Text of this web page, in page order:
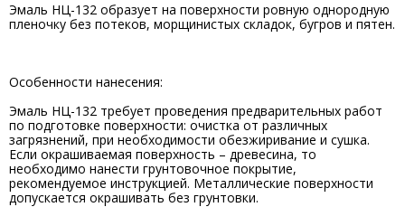
Эмаль НЦ-132 образует на поверхности ровную однородную
пленочку без потеков, морщинистых складок, бугров и пятен.
Особенности нанесения:
Эмаль НЦ-132 требует проведения предварительных работ
по подготовке поверхности: очистка от различных
загрязнений, при необходимости обезжиривание и сушка.
Если окрашиваемая поверхность – древесина, то
необходимо нанести грунтовочное покрытие,
рекомендуемое инструкцией. Металлические поверхности
допускается окрашивать без грунтовки.